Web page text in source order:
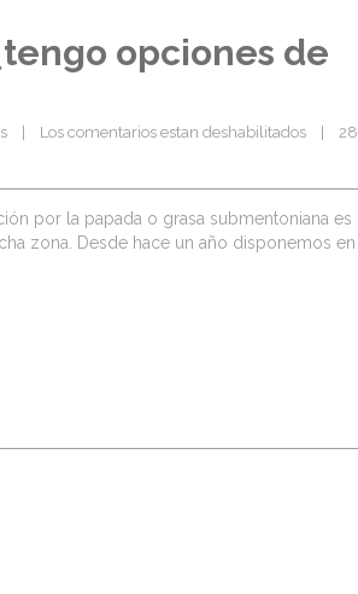
opciones de
Los comentarios estan deshabilitados
    |    28
por la papada o grasa submentoniana es
zona. Desde hace un año disponemos en